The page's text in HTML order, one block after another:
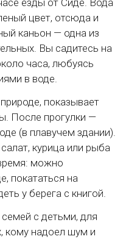
езды от Сиде. Вода
цвет, отсюда и
каньон — одна из
Вы садитесь на
часа, любуясь
в воде.
показывает
После прогулки —
(в плавучем здании).
курица или рыба
можно
покататься на
у берега с книгой.
с детьми, для
кому надоел шум и